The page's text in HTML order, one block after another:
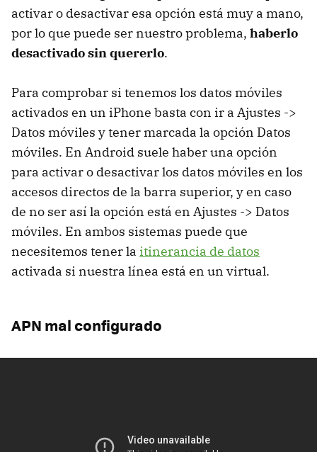
activar o desactivar esa opción está muy a mano,
por lo que puede ser nuestro problema, haberlo
desactivado sin quererlo.
Para comprobar si tenemos los datos móviles
activados en un iPhone basta con ir a Ajustes ->
Datos móviles y tener marcada la opción Datos
móviles. En Android suele haber una opción
para activar o desactivar los datos móviles en los
accesos directos de la barra superior, y en caso
de no ser así la opción está en Ajustes -> Datos
móviles. En ambos sistemas puede que
necesitemos tener la itinerancia de datos
activada si nuestra línea está en un virtual.
APN mal configurado